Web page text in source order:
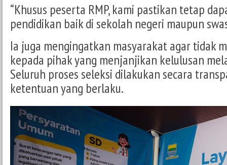
“Khusus peserta RMP, kami pastikan tetap
pendidikan baik di sekolah negeri maupun
Ia juga mengingatkan masyarakat agar tidak
kepada pihak yang menjanjikan kelulusan
Seluruh proses seleksi dilakukan secara
ketentuan yang berlaku.